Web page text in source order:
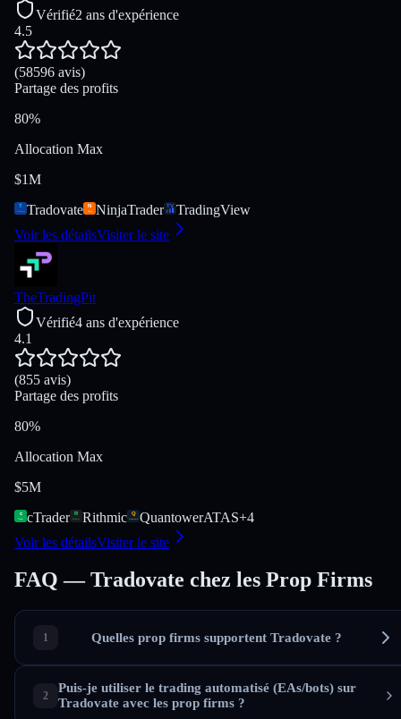
Vérifié2 ans d'expérience
4.5
(58596 avis)
Partage des profits
80%
Allocation Max
$1M
Tradovate
NinjaTrader
TradingView
Voir les détailsVisiter le site
TheTradingPit
Vérifié4 ans d'expérience
4.1
(855 avis)
Partage des profits
80%
Allocation Max
$5M
cTrader
Rithmic QuantowerATAS+4
Voir les détailsVisiter le site
FAQ — Tradovate chez les Prop Firms
Quelles prop firms supportent Tradovate ?
Puis-je utiliser le trading automatisé (EAs/bots) sur
Tradovate avec les prop firms ?